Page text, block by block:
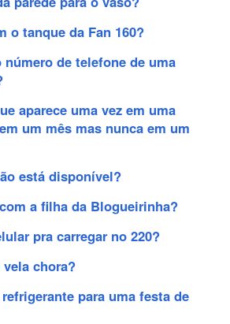
o tanque da Fan 160?
de telefone de uma
aparece uma vez em uma
um mês mas nunca em um
está disponível?
a filha da Blogueirinha?
pra carregar no 220?
chora?
para uma festa de